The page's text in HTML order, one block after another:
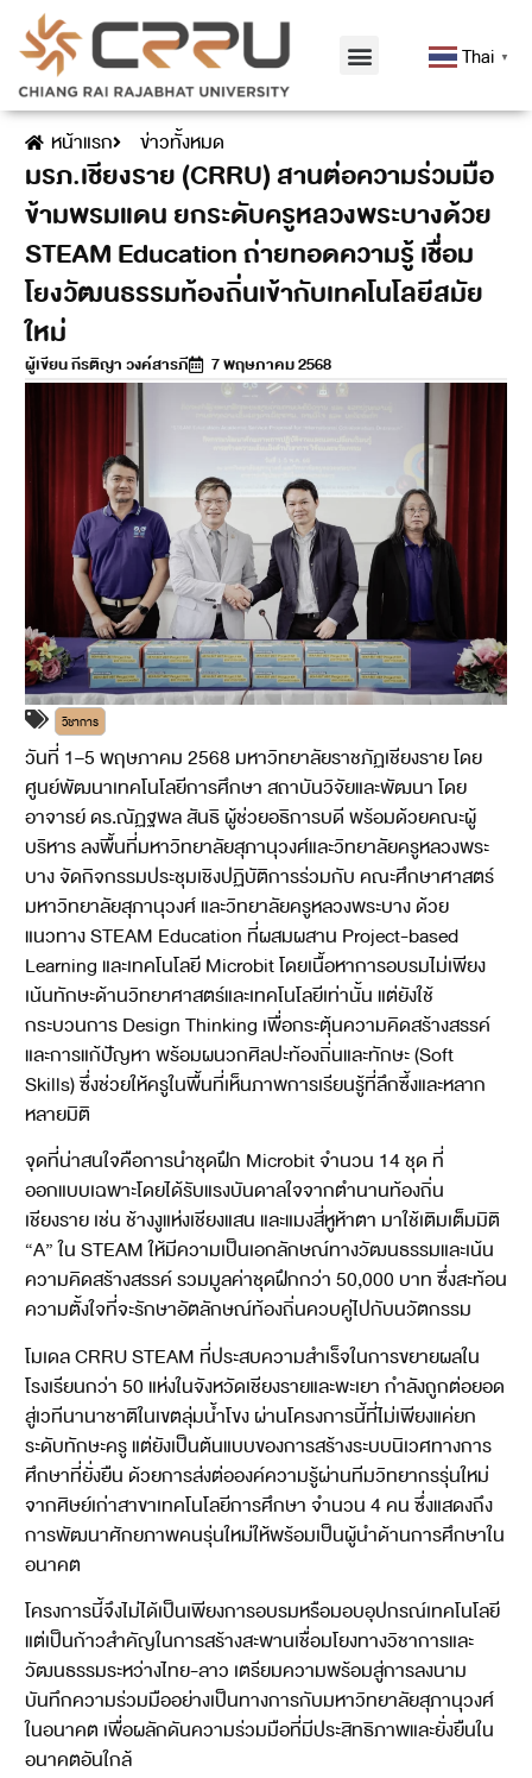
Thai ▼
หน้าแรก ข่าวทั้งหมด
มรภ.เชียงราย (CRRU) สานต่อความร่วมมือ
ข้ามพรมแดน ยกระดับครูหลวงพระบางด้วย
STEAM Education ถ่ายทอดความรู้ เชื่อม
โยงวัฒนธรรมท้องถิ่นเข้ากับเทคโนโลยีสมัย
ใหม่
ผู้เขียนกีรติญา วงค์สารภี 7 พฤษภาคม 2568
วิชาการ
วันที่ 1–5 พฤษภาคม 2568 มหาวิทยาลัยราชภัฏเชียงราย โดย
ศูนย์พัฒนาเทคโนโลยีการศึกษา สถาบันวิจัยและพัฒนา โดย
อาจารย์ ดร.ณัฏฐพล สันธิ ผู้ช่วยอธิการบดี พร้อมด้วยคณะผู้
บริหาร ลงพื้นที่มหาวิทยาลัยสุภานุวงศ์และวิทยาลัยครูหลวงพระ
บาง จัดกิจกรรมประชุมเชิงปฏิบัติการร่วมกับ คณะศึกษาศาสตร์
มหาวิทยาลัยสุภานุวงศ์ และวิทยาลัยครูหลวงพระบาง ด้วย
แนวทาง STEAM Education ที่ผสมผสาน Project-based
Learning และเทคโนโลยี Microbit โดยเนื้อหาการอบรมไม่เพียง
เน้นทักษะด้านวิทยาศาสตร์และเทคโนโลยีเท่านั้น แต่ยังใช้
กระบวนการ Design Thinking เพื่อกระตุ้นความคิดสร้างสรรค์
และการแก้ปัญหา พร้อมผนวกศิลปะท้องถิ่นและทักษะ (Soft
Skills) ซึ่งช่วยให้ครูในพื้นที่เห็นภาพการเรียนรู้ที่ลึกซึ้งและหลาก
หลายมิติ
จุดที่น่าสนใจคือการนำชุดฝึก Microbit จำนวน 14 ชุด ที่
ออกแบบเฉพาะโดยได้รับแรงบันดาลใจจากตำนานท้องถิ่น
เชียงราย เช่น ช้างงูแห่งเชียงแสน และแมงสี่หูห้าตา มาใช้เติมเต็มมิติ
“A” ใน STEAM ให้มีความเป็นเอกลักษณ์ทางวัฒนธรรมและเน้น
ความคิดสร้างสรรค์ รวมมูลค่าชุดฝึกกว่า 50,000 บาท ซึ่งสะท้อน
ความตั้งใจที่จะรักษาอัตลักษณ์ท้องถิ่นควบคู่ไปกับนวัตกรรม
โมเดล CRRU STEAM ที่ประสบความสำเร็จในการขยายผลใน
โรงเรียนกว่า 50 แห่งในจังหวัดเชียงรายและพะเยา กำลังถูกต่อยอด
สู่เวทีนานาชาติในเขตลุ่มน้ำโขง ผ่านโครงการนี้ที่ไม่เพียงแค่ยก
ระดับทักษะครู แต่ยังเป็นต้นแบบของการสร้างระบบนิเวศทางการ
ศึกษาที่ยั่งยืน ด้วยการส่งต่อองค์ความรู้ผ่านทีมวิทยากรรุ่นใหม่
จากศิษย์เก่าสาขาเทคโนโลยีการศึกษา จำนวน 4 คน ซึ่งแสดงถึง
การพัฒนาศักยภาพคนรุ่นใหม่ให้พร้อมเป็นผู้นำด้านการศึกษาใน
อนาคต
โครงการนี้จึงไม่ได้เป็นเพียงการอบรมหรือมอบอุปกรณ์เทคโนโลยี
แต่เป็นก้าวสำคัญในการสร้างสะพานเชื่อมโยงทางวิชาการและ
วัฒนธรรมระหว่างไทย-ลาว เตรียมความพร้อมสู่การลงนาม
บันทึกความร่วมมืออย่างเป็นทางการกับมหาวิทยาลัยสุภานุวงศ์
ในอนาคต เพื่อผลักดันความร่วมมือที่มีประสิทธิภาพและยั่งยืนใน
อนาคตอันใกล้